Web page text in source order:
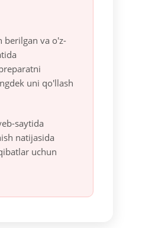
va o'z-
uni qo'llash
saytida
natijasida
uchun